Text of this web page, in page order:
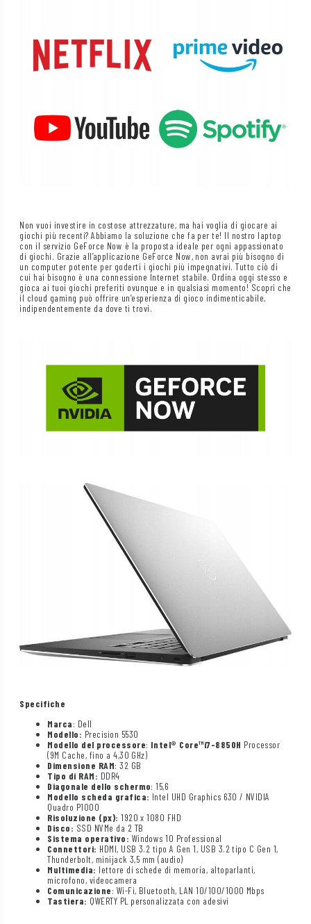
Non vuoi investire in costose attrezzature, ma hai voglia di giocare ai
giochi più recenti? Abbiamo la soluzione che fa per te! Il nostro laptop
con il servizio GeForce Now è la proposta ideale per ogni appassionato
di giochi. Grazie all’applicazione GeForce Now, non avrai più bisogno di
un computer potente per goderti i giochi più impegnativi. Tutto ciò di
cui hai bisogno è una connessione Internet stabile. Ordina oggi stesso e
gioca ai tuoi giochi preferiti ovunque e in qualsiasi momento! Scopri che
il cloud gaming può offrire un’esperienza di gioco indimenticabile,
indipendentemente da dove ti trovi.
Specifiche
Marca: Dell
Modello: Precision 5530
Modello del processore: Intel® Core™i7-8850H Processor
(9M Cache, fino a 4,30 GHz)
Dimensione RAM: 32 GB
Tipo di RAM: DDR4
Diagonale dello schermo: 15,6
Modello scheda grafica: Intel UHD Graphics 630 / NVIDIA
Quadro P1000
Risoluzione (px): 1920 x 1080 FHD
Disco: SSD NVMe da 2 TB
Sistema operativo: Windows 10 Professional
Connettori: HDMI, USB 3.2 tipo A Gen 1, USB 3.2 tipo C Gen 1,
Thunderbolt, minijack 3,5 mm (audio)
Multimedia: lettore di schede di memoria, altoparlanti,
microfono, videocamera
Comunicazione: Wi-Fi, Bluetooth, LAN 10/100/1000 Mbps
Tastiera: QWERTY PL personalizzata con adesivi